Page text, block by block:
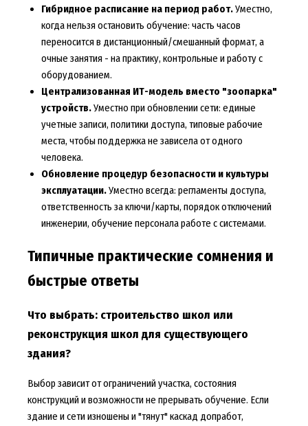
Гибридное расписание на период работ.Уместно,
когда нельзя остановить обучение: часть часов
переносится в дистанционный/смешанный формат, а
очные занятия - на практику, контрольные и работу с
оборудованием.
Централизованная ИТ-модель вместо "зоопарка"
устройств.Уместно при обновлении сети: единые
учетные записи, политики доступа, типовые рабочие
места, чтобы поддержка не зависела от одного
человека.
Обновление процедур безопасности и культуры
эксплуатации.Уместно всегда: регламенты доступа,
ответственность за ключи/карты, порядок отключений
инженерии, обучение персонала работе с системами.
Типичные практические сомнения и
быстрые ответы
Что выбрать: строительство школ или
реконструкция школ для существующего
здания?
Выбор зависит от ограничений участка, состояния
конструкций и возможности не прерывать обучение. Если
здание и сети изношены и "тянут" каскад допработ,